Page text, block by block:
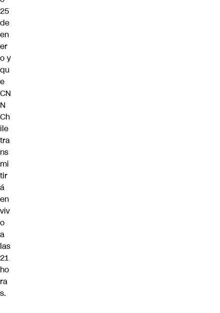
25
de
en
er
o y
qu
e
CN
N
Ch
ile
tra
ns
mi
tir
á
en
viv
o
a
las
21
ho
ra
s.